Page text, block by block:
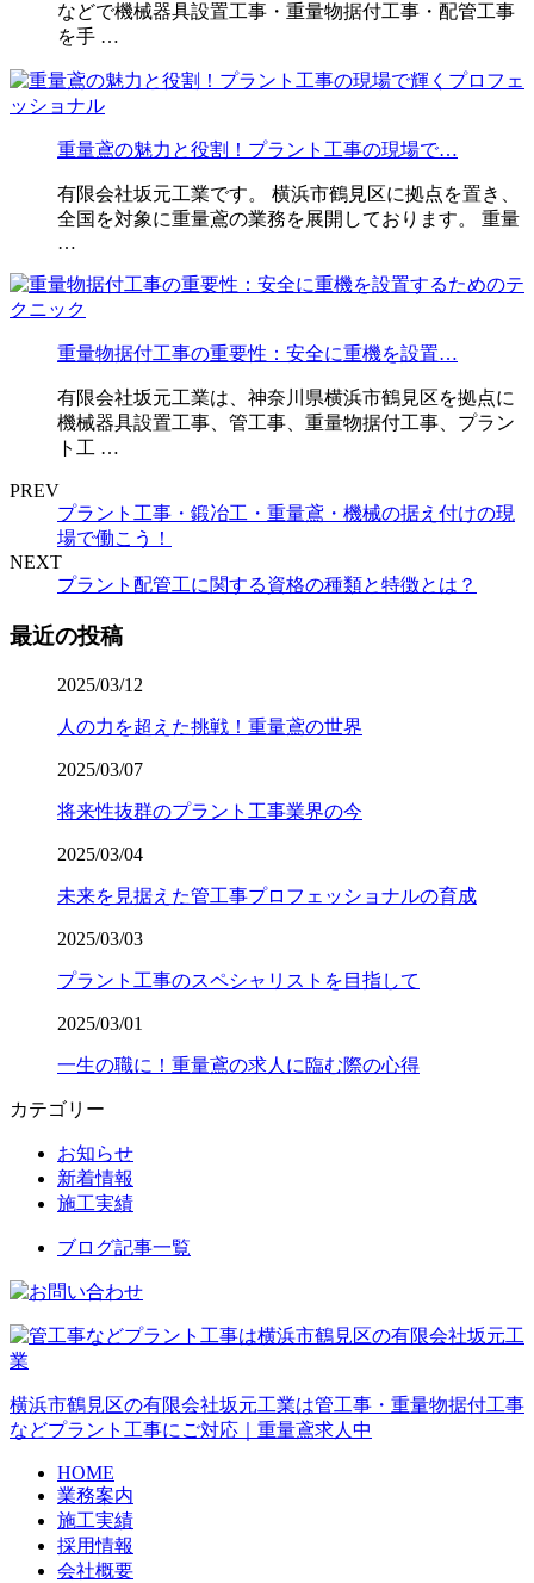
などで機械器具設置工事・重量物据付工事・配管工事
を手 …
重量鳶の魅力と役割！プラント工事の現場で…
有限会社坂元工業です。 横浜市鶴見区に拠点を置き、
全国を対象に重量鳶の業務を展開しております。 重量
…
重量物据付工事の重要性：安全に重機を設置…
有限会社坂元工業は、神奈川県横浜市鶴見区を拠点に
機械器具設置工事、管工事、重量物据付工事、プラン
ト工 …
PREV
プラント工事・鍛冶工・重量鳶・機械の据え付けの現
場で働こう！
NEXT
プラント配管工に関する資格の種類と特徴とは？
最近の投稿
2025/03/12
人の力を超えた挑戦！重量鳶の世界
2025/03/07
将来性抜群のプラント工事業界の今
2025/03/04
未来を見据えた管工事プロフェッショナルの育成
2025/03/03
プラント工事のスペシャリストを目指して
2025/03/01
一生の職に！重量鳶の求人に臨む際の心得
カテゴリー
お知らせ
新着情報
施工実績
ブログ記事一覧
横浜市鶴見区の有限会社坂元工業は管工事・重量物据付工事
などプラント工事にご対応｜重量鳶求人中
HOME
業務案内
施工実績
採用情報
会社概要